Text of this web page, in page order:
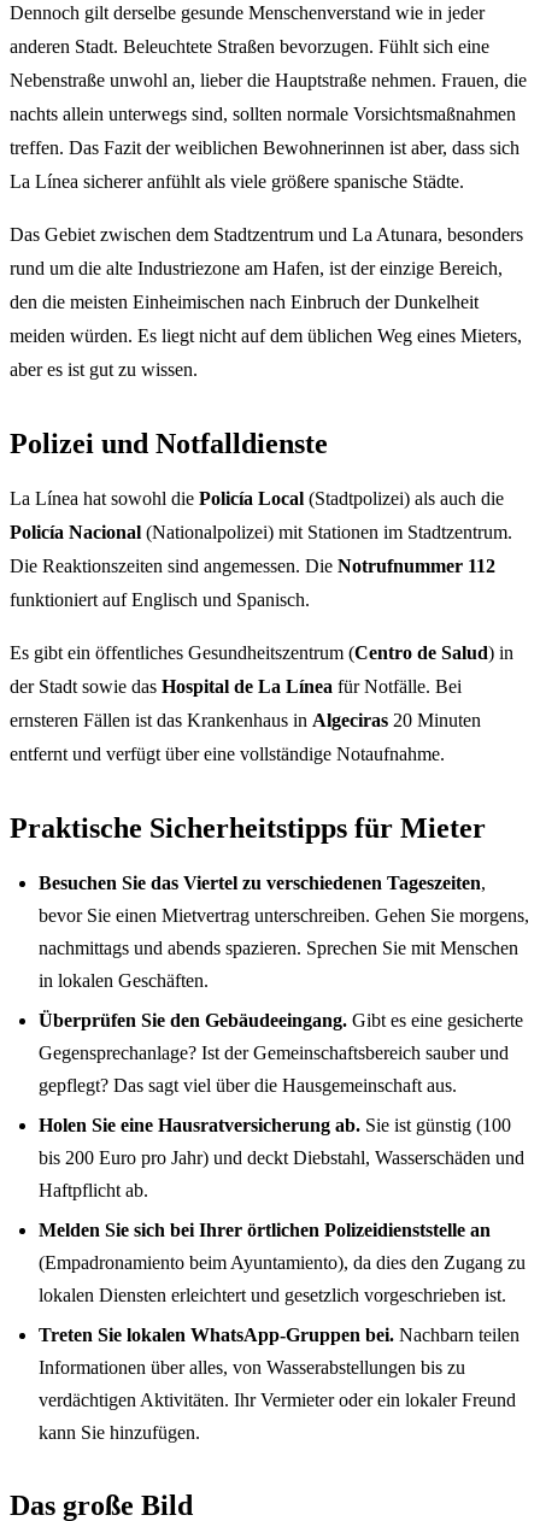
Dennoch gilt derselbe gesunde Menschenverstand wie in jeder
anderen Stadt. Beleuchtete Straßen bevorzugen. Fühlt sich eine
Nebenstraße unwohl an, lieber die Hauptstraße nehmen. Frauen, die
nachts allein unterwegs sind, sollten normale Vorsichtsmaßnahmen
treffen. Das Fazit der weiblichen Bewohnerinnen ist aber, dass sich
La Línea sicherer anfühlt als viele größere spanische Städte.
Das Gebiet zwischen dem Stadtzentrum und La Atunara, besonders
rund um die alte Industriezone am Hafen, ist der einzige Bereich,
den die meisten Einheimischen nach Einbruch der Dunkelheit
meiden würden. Es liegt nicht auf dem üblichen Weg eines Mieters,
aber es ist gut zu wissen.
Polizei und Notfalldienste
La Línea hat sowohl die Policía Local (Stadtpolizei) als auch die
Policía Nacional (Nationalpolizei) mit Stationen im Stadtzentrum.
Die Reaktionszeiten sind angemessen. Die Notrufnummer 112
funktioniert auf Englisch und Spanisch.
Es gibt ein öffentliches Gesundheitszentrum (Centro de Salud) in
der Stadt sowie das Hospital de La Línea für Notfälle. Bei
ernsteren Fällen ist das Krankenhaus in Algeciras 20 Minuten
entfernt und verfügt über eine vollständige Notaufnahme.
Praktische Sicherheitstipps für Mieter
Besuchen Sie das Viertel zu verschiedenen Tageszeiten,
bevor Sie einen Mietvertrag unterschreiben. Gehen Sie morgens,
nachmittags und abends spazieren. Sprechen Sie mit Menschen
in lokalen Geschäften.
Überprüfen Sie den Gebäudeeingang. Gibt es eine gesicherte
Gegensprechanlage? Ist der Gemeinschaftsbereich sauber und
gepflegt? Das sagt viel über die Hausgemeinschaft aus.
Holen Sie eine Hausratversicherung ab. Sie ist günstig (100
bis 200 Euro pro Jahr) und deckt Diebstahl, Wasserschäden und
Haftpflicht ab.
Melden Sie sich bei Ihrer örtlichen Polizeidienststelle an
(Empadronamiento beim Ayuntamiento), da dies den Zugang zu
lokalen Diensten erleichtert und gesetzlich vorgeschrieben ist.
Treten Sie lokalen WhatsApp-Gruppen bei. Nachbarn teilen
Informationen über alles, von Wasserabstellungen bis zu
verdächtigen Aktivitäten. Ihr Vermieter oder ein lokaler Freund
kann Sie hinzufügen.
Das große Bild